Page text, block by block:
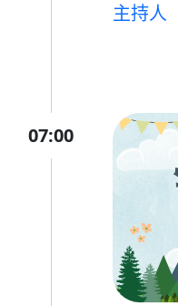
主持人
07:00